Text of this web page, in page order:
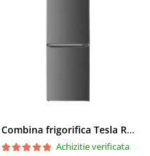
Combina frigorifica Tesla RC2600HXE, 262 l, Clasa E, Iluminare LED, dezghetare automata frigider, H 180 cm, Inox
Achizitie verificata